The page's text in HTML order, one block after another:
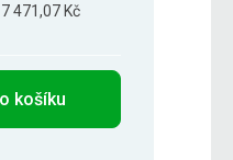
7 471,07 Kč
košíku